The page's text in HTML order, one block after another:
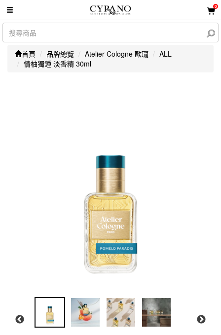
0
首頁 品牌總覽 Atelier Cologne 歐瓏
ALL
情柚獨鍾 淡香精 30ml